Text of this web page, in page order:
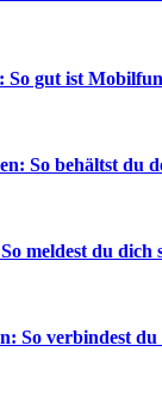
So gut ist
So behältst du
meldest du dich
So verbindest